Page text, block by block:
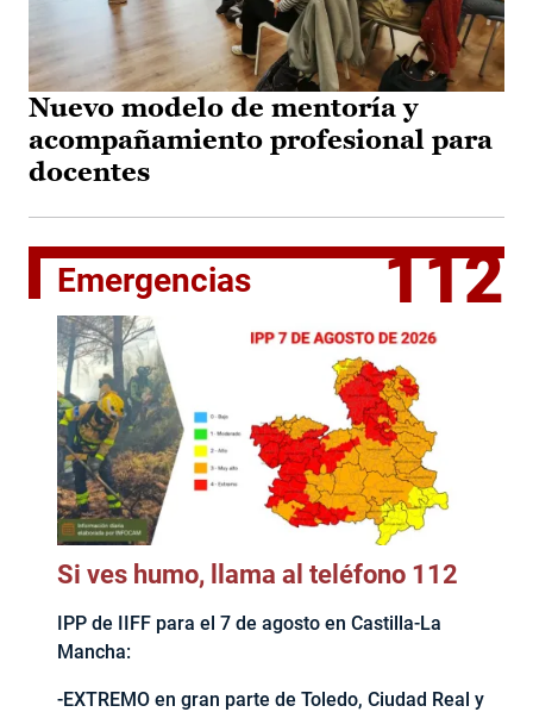
Nuevo modelo de mentoría y
acompañamiento profesional para
docentes
Emergencias 112
Si ves humo, llama al teléfono 112
IPP de IIFF para el 7 de agosto en Castilla-La
Mancha:
-EXTREMO en gran parte de Toledo, Ciudad Real y